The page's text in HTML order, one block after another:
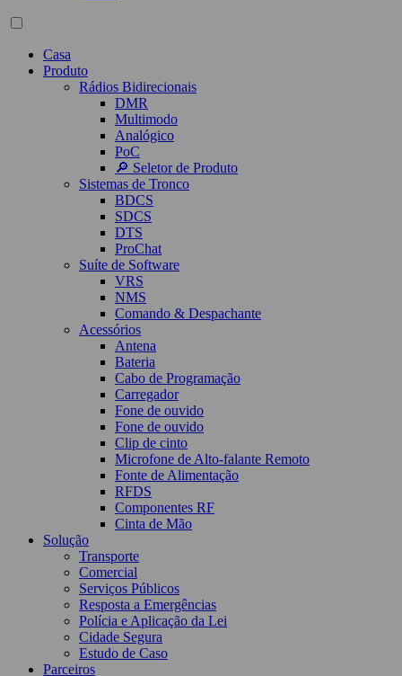
Casa
Produto
Rádios Bidirecionais
DMR
Multimodo
Analógico
PoC
🔎 Seletor de Produto
Sistemas de Tronco
BDCS
SDCS
DTS
ProChat
Suíte de Software
VRS
NMS
Comando & Despachante
Acessórios
Antena
Bateria
Cabo de Programação
Carregador
Fone de ouvido
Fone de ouvido
Clip de cinto
Microfone de Alto-falante Remoto
Fonte de Alimentação
RFDS
Componentes RF
Cinta de Mão
Solução
Transporte
Comercial
Serviços Públicos
Resposta a Emergências
Polícia e Aplicação da Lei
Cidade Segura
Estudo de Caso
Parceiros